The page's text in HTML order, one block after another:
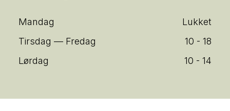
Mandag
Lukket
Tirsdag — Fredag
10 - 18
Lørdag
10 - 14